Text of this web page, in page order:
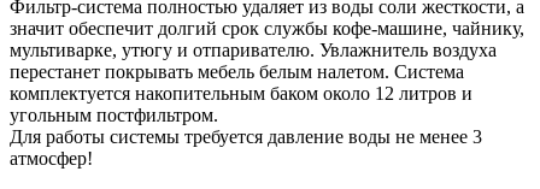
Фильтр-система полностью удаляет из воды соли жесткости, а
значит обеспечит долгий срок службы кофе-машине, чайнику,
мультиварке, утюгу и отпаривателю. Увлажнитель воздуха
перестанет покрывать мебель белым налетом. Система
комплектуется накопительным баком около 12 литров и
угольным постфильтром.
Для работы системы требуется давление воды не менее 3
атмосфер!